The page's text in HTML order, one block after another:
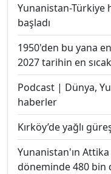
Yunanistan-
başladı
1950'den bu yana
2027 tarihin en
Podcast | Dünya,
haberler
Kırköy’de yağlı
Yunanistan'ın
döneminde 480 bin